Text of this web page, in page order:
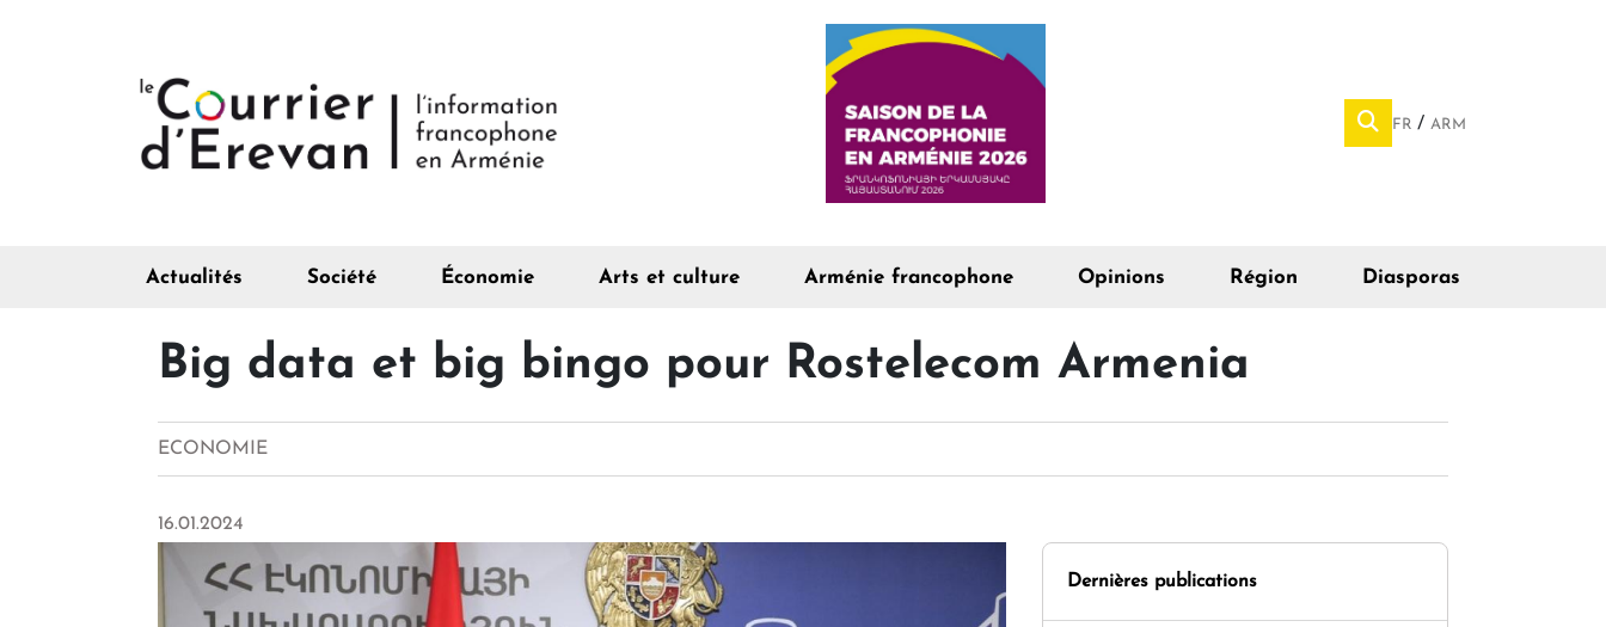
FR ARM
Actualités Société Économie Arts et culture Arménie francophone Opinions Région Diasporas
Big data et big bingo pour Rostelecom Armenia
ECONOMIE
16.01.2024
Dernières publications